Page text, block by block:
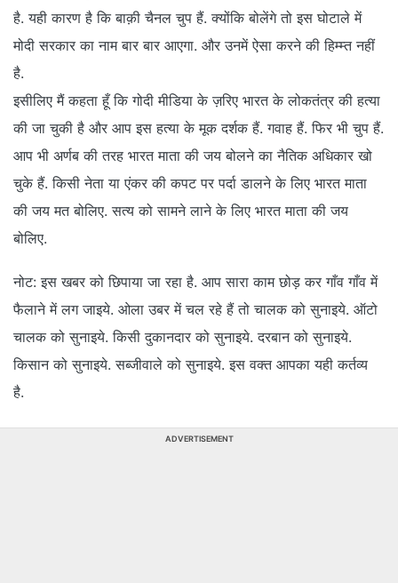
है. यही कारण है कि बाक़ी चैनल चुप हैं. क्योंकि बोलेंगे तो इस घोटाले में
मोदी सरकार का नाम बार बार आएगा. और उनमें ऐसा करने की हिम्म्त नहीं
है.
इसीलिए मैं कहता हूँ कि गोदी मीडिया के ज़रिए भारत के लोकतंत्र की हत्या
की जा चुकी है और आप इस हत्या के मूक दर्शक हैं. गवाह हैं. फिर भी चुप हैं.
आप भी अर्णब की तरह भारत माता की जय बोलने का नैतिक अधिकार खो
चुके हैं. किसी नेता या एंकर की कपट पर पर्दा डालने के लिए भारत माता
की जय मत बोलिए. सत्य को सामने लाने के लिए भारत माता की जय
बोलिए.
नोट: इस खबर को छिपाया जा रहा है. आप सारा काम छोड़ कर गाँव गाँव में
फैलाने में लग जाइये. ओला उबर में चल रहे हैं तो चालक को सुनाइये. ऑटो
चालक को सुनाइये. किसी दुकानदार को सुनाइये. दरबान को सुनाइये.
किसान को सुनाइये. सब्जीवाले को सुनाइये. इस वक्त आपका यही कर्तव्य
है.
ADVERTISEMENT